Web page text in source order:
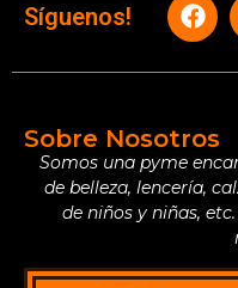
Síguenos!
Sobre Nosotros
Somos una pyme
de belleza, lencería,
de niños y niñas,